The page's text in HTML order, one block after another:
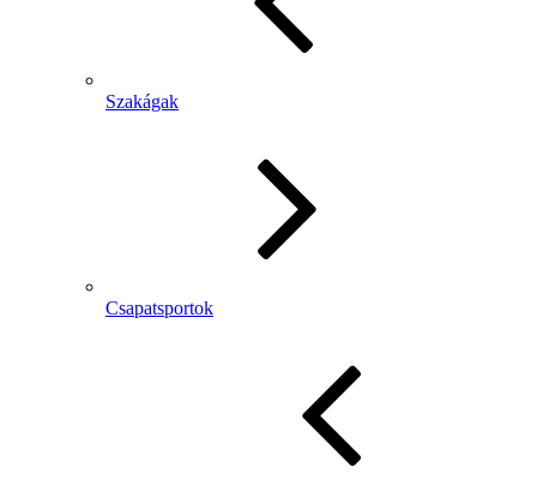
Szakágak
Csapatsportok